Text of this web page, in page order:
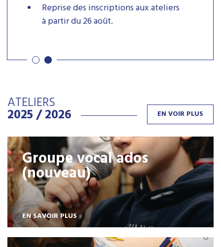
Reprise des inscriptions aux ateliers
à partir du 26 août.
ATELIERS
2025 / 2026 EN VOIR PLUS
Groupe vocal ados
(nouveau)
EN SAVOIR PLUS